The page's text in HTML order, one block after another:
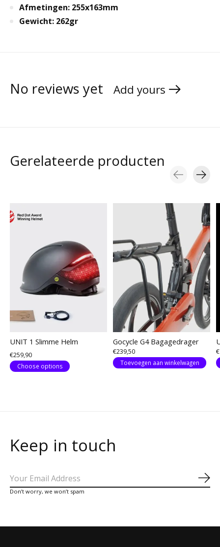
Afmetingen: 255x163mm
Gewicht: 262gr
No reviews yet Add yours
Gerelateerde producten
UNIT 1 Slimme Helm
€259,90
Choose options
Gocycle G4 Bagagedrager
€239,50
Toevoegen aan winkelwagen
Keep in touch
Don’t worry, we won’t spam